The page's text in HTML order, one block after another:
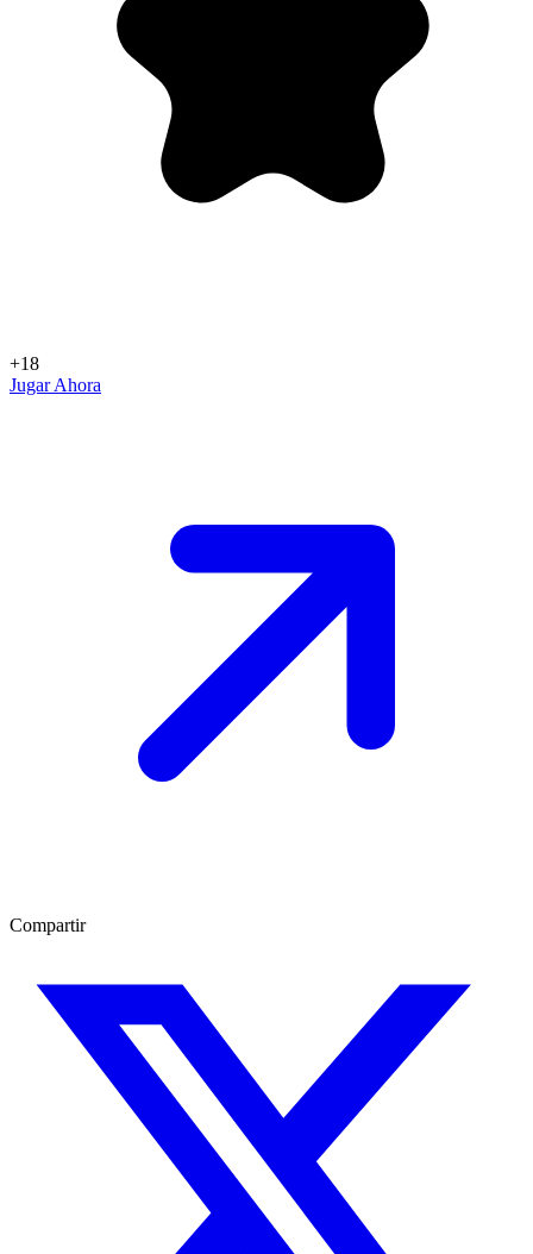
+18
Jugar Ahora
Compartir